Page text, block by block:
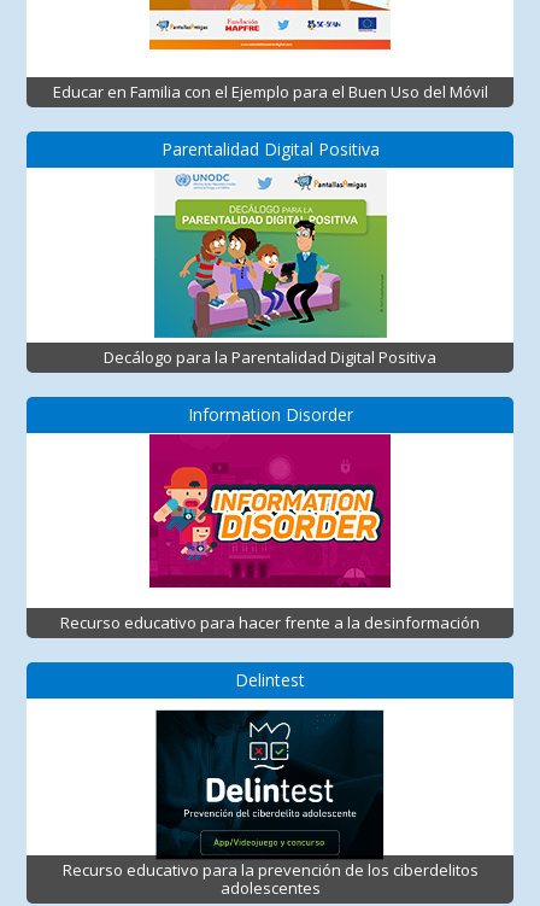
Educar en Familia con el Ejemplo para el Buen Uso del Móvil
Parentalidad Digital Positiva
Decálogo para la Parentalidad Digital Positiva
Information Disorder
Recurso educativo para hacer frente a la desinformación
Delintest
Recurso educativo para la prevención de los ciberdelitos
adolescentes